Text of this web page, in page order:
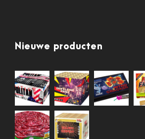
Nieuwe producten